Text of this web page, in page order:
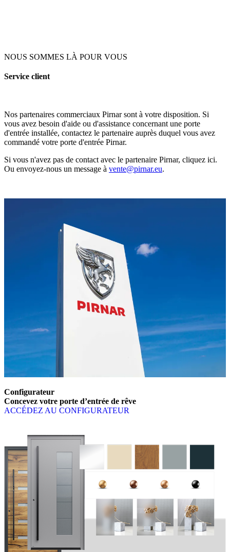
NOUS SOMMES LÀ POUR VOUS
Service client
Nos partenaires commerciaux Pirnar sont à votre disposition. Si
vous avez besoin d'aide ou d'assistance concernant une porte
d'entrée installée, contactez le partenaire auprès duquel vous avez
commandé votre porte d'entrée Pirnar.
Si vous n'avez pas de contact avec le partenaire Pirnar, cliquez ici.
Ou envoyez-nous un message à vente@pirnar.eu.
Configurateur
Concevez votre porte d’entrée de rêve
ACCÉDEZ AU CONFIGURATEUR